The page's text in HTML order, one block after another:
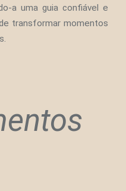
a uma guia confiável e
transformar momentos